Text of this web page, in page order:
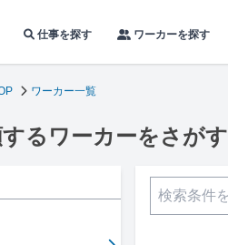
仕事を探す ワーカーを探す
ワーカー一覧
るワーカーをさがす